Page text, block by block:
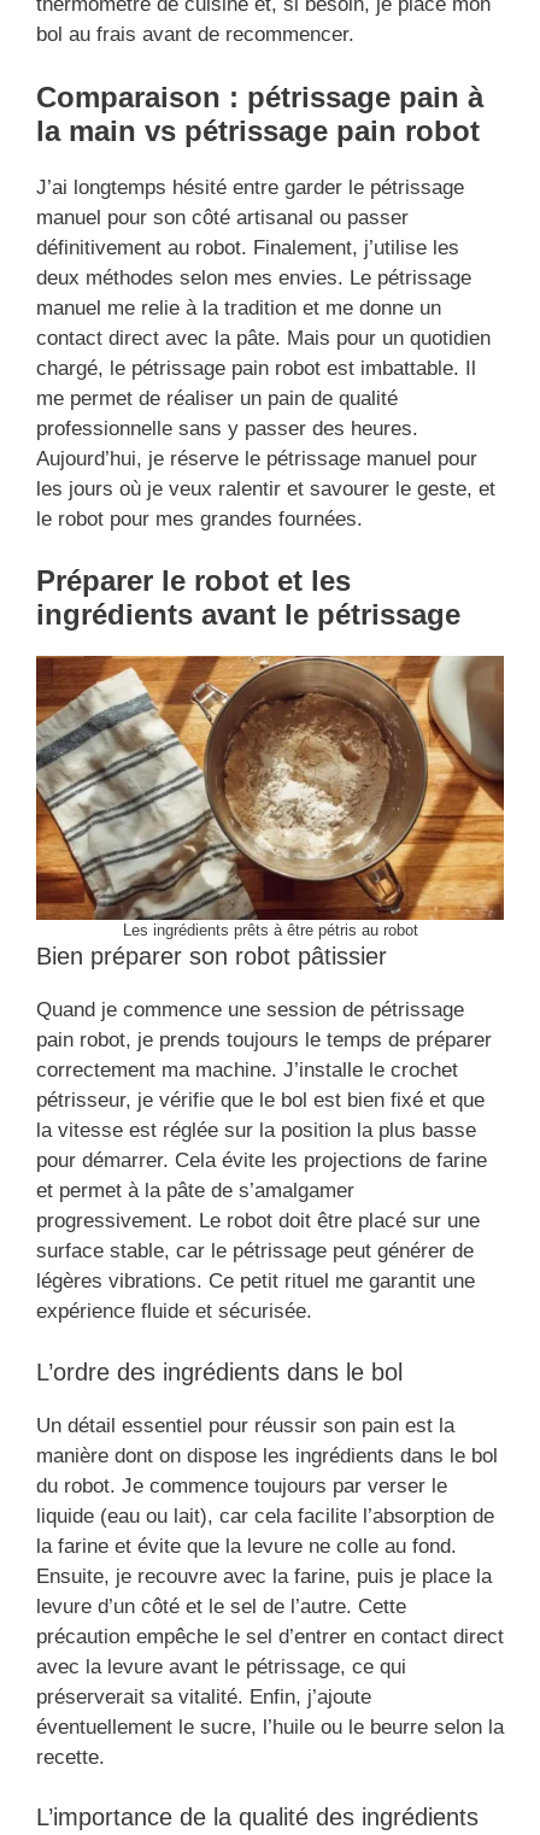
thermomètre de cuisine et, si besoin, je place mon
bol au frais avant de recommencer.
Comparaison : pétrissage pain à
la main vs pétrissage pain robot
J’ai longtemps hésité entre garder le pétrissage
manuel pour son côté artisanal ou passer
définitivement au robot. Finalement, j’utilise les
deux méthodes selon mes envies. Le pétrissage
manuel me relie à la tradition et me donne un
contact direct avec la pâte. Mais pour un quotidien
chargé, le pétrissage pain robot est imbattable. Il
me permet de réaliser un pain de qualité
professionnelle sans y passer des heures.
Aujourd’hui, je réserve le pétrissage manuel pour
les jours où je veux ralentir et savourer le geste, et
le robot pour mes grandes fournées.
Préparer le robot et les
ingrédients avant le pétrissage
Les ingrédients prêts à être pétris au robot
Bien préparer son robot pâtissier
Quand je commence une session de pétrissage
pain robot, je prends toujours le temps de préparer
correctement ma machine. J’installe le crochet
pétrisseur, je vérifie que le bol est bien fixé et que
la vitesse est réglée sur la position la plus basse
pour démarrer. Cela évite les projections de farine
et permet à la pâte de s’amalgamer
progressivement. Le robot doit être placé sur une
surface stable, car le pétrissage peut générer de
légères vibrations. Ce petit rituel me garantit une
expérience fluide et sécurisée.
L’ordre des ingrédients dans le bol
Un détail essentiel pour réussir son pain est la
manière dont on dispose les ingrédients dans le bol
du robot. Je commence toujours par verser le
liquide (eau ou lait), car cela facilite l’absorption de
la farine et évite que la levure ne colle au fond.
Ensuite, je recouvre avec la farine, puis je place la
levure d’un côté et le sel de l’autre. Cette
précaution empêche le sel d’entrer en contact direct
avec la levure avant le pétrissage, ce qui
préserverait sa vitalité. Enfin, j’ajoute
éventuellement le sucre, l’huile ou le beurre selon la
recette.
L’importance de la qualité des ingrédients